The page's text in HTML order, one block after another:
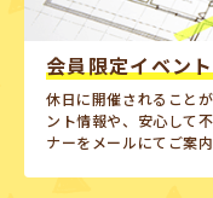
会員限定イベン
休日に開催されること
ント情報や、安心して
ナーをメールにてご案